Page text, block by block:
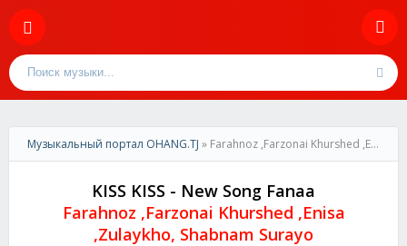
Музыкальный портал OHANG.TJ » Farahnoz ,Farzonai Khurshed ,Enisa ,Zulaykho, Shabnam Surayo - KISS KISS - New Song Fanaa
KISS KISS - New Song Fanaa
Farahnoz ,Farzonai Khurshed ,Enisa
,Zulaykho, Shabnam Surayo